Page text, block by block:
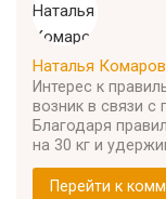
Наталья
Интерес к
возник в связи с
Благодаря
на 30 кг и
Перейти к